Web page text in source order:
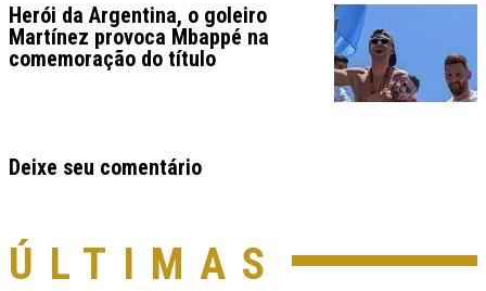
Herói da Argentina, o goleiro
Martínez provoca Mbappé na
comemoração do título
Deixe seu comentário
ÚLTIMAS